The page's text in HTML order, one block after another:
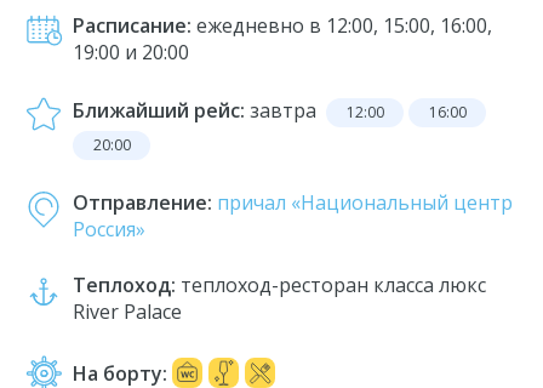
Расписание: ежедневно в 12:00, 15:00, 16:00,
19:00 и 20:00
Ближайший рейс: завтра 12:00
16:00
20:00
Отправление: причал «Национальный центр
Россия»
Теплоход: теплоход-ресторан класса люкс
River Palace
На борту: